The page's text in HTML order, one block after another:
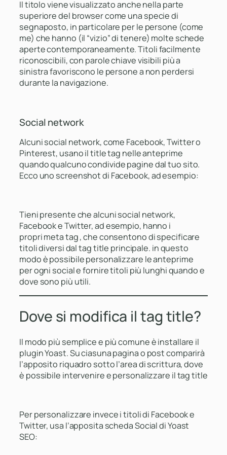
Il titolo viene visualizzato anche nella parte
superiore del browser come una specie di
segnaposto, in particolare per le persone (come
me) che hanno (il “vizio” di tenere) molte schede
aperte contemporaneamente. Titoli facilmente
riconoscibili, con parole chiave visibili più a
sinistra favoriscono le persone a non perdersi
durante la navigazione.
Social network
Alcuni social network, come Facebook, Twitter o
Pinterest, usano il title tag nelle anteprime
quando qualcuno condivide pagine dal tuo sito.
Ecco uno screenshot di Facebook, ad esempio:
Tieni presente che alcuni social network,
Facebook e Twitter, ad esempio, hanno i
propri meta tag , che consentono di specificare
titoli diversi dal tag title principale. in questo
modo è possibile personalizzare le anteprime
per ogni social e fornire titoli più lunghi quando e
dove sono più utili.
Dove si modifica il tag title?
Il modo più semplice e più comune è installare il
plugin Yoast. Su ciasuna pagina o post comparirà
l’apposito riquadro sotto l’area di scrittura, dove
è possibile intervenire e personalizzare il tag title
Per personalizzare invece i titoli di Facebook e
Twitter, usa l’apposita scheda Social di Yoast
SEO: